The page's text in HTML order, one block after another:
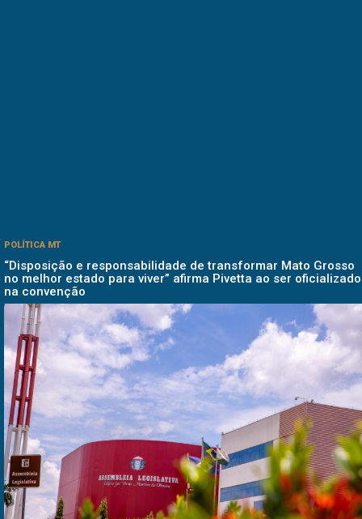
POLÍTICA MT
“Disposição e responsabilidade de transformar Mato Grosso
no melhor estado para viver” afirma Pivetta ao ser oficializado
na convenção